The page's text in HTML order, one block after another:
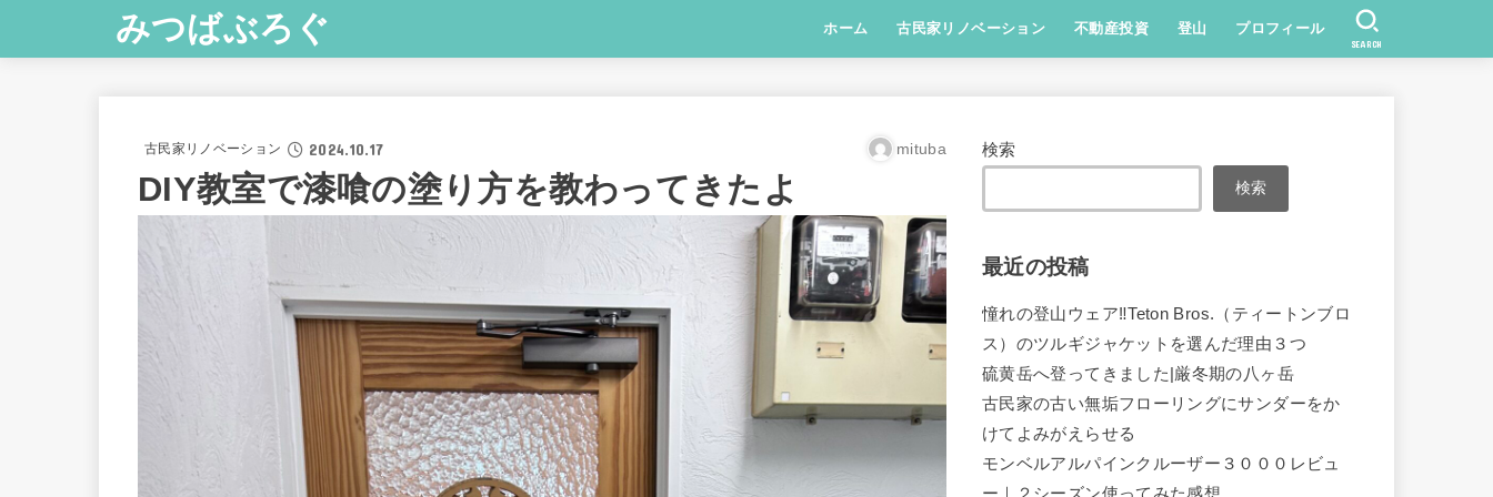
みつばぶろぐ ホーム 古民家リノベーション 不動産投資 登山 プロフィール
SEARCH
古民家リノベーション 2024.10.17 mituba
DIY教室で漆喰の塗り方を教わってきたよ
検索
検索
最近の投稿
憧れの登山ウェア‼Teton Bros.（ティートンブロ
ス）のツルギジャケットを選んだ理由３つ
硫黄岳へ登ってきました|厳冬期の八ヶ岳
古民家の古い無垢フローリングにサンダーをか
けてよみがえらせる
モンベルアルパインクルーザー３０００レビュ